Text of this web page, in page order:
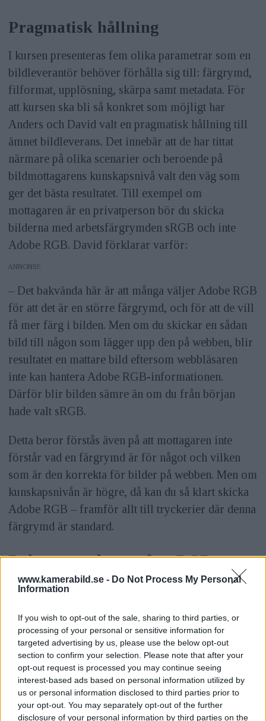
www.kamerabild.se - Do Not Process My Personal
Information
If you wish to opt-out of the sale, sharing to third parties, or
processing of your personal or sensitive information for
targeted advertising by us, please use the below opt-out
section to confirm your selection. Please note that after your
opt-out request is processed you may continue seeing
interest-based ads based on personal information utilized by
us or personal information disclosed to third parties prior to
your opt-out. You may separately opt-out of the further
disclosure of your personal information by third parties on the
Pragmatisk hållning
I kursen presenteras fem olika parametrar som en
bildleverantör behöver förhålla sig till: färgrymd,
filformat, upplösning, skärpa samt metadata. För
att kursen ska bli så konkret som möjligt har
Anders och David valt en pragmatisk hållning till
ämnet bild­leverans. Det innebär att de har tittat
närmare på olika scenarier och beroende på
bildmottagarens kunskapsnivå valt den väg som
ger det bästa resultatet. Till exempel om
mottagaren är en privatperson bör du skicka
bilderna med arbetsfärgrymden sRGB och inte
Adobe RGB. David förklarar varför:
ANNONS
– Det bakvända här är att många väljer Adobe RGB
för att det är en större färgrymd, och för att de vill
få mer färg i bilden. Men om du skickar en sådan
bild till någon som lägger upp den på webben, blir
resultatet en mattare bild eftersom webbläsaren
inte kan hantera Adobe RGB-informationen.
Därför blir bilden sämre än om du från början
hade valt sRGB.
Detta beror förstås även på att mottagaren inte
förstår vad en färgrymd är för något och vilken
som är den korrekta för bilder på webben. Men om
kunskapsnivån är högre, då kan du så klart skicka
Adobe RGB – framför allt till tryckerier där denna
färgrymd är standard.
Rekommenderar ofta sRGB
Börjar det snurra i ditt huvud redan nu? Vi tar det
ANNONS
Ditt öga kan se ett visst antal färger, men digitala
enheter som skärmar och skrivare klarar inte av att
återge alla dessa färger. De kan med andra ord visa
en mindre färgrymd. Dessutom har digitala enheter